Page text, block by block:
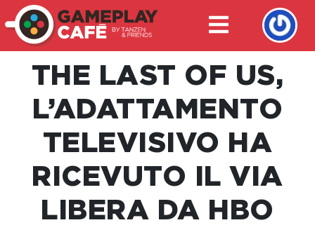
THE LAST OF US,
L’ADATTAMENTO
TELEVISIVO HA
RICEVUTO IL VIA
LIBERA DA HBO